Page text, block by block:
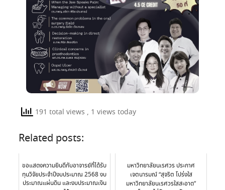
191 total views , 1 views today
Related posts:
ขอแสดงความยินดีกับอาจารย์ที่ได้รับ
ทุนวิจัยประจำปีงบประมาณ 2568 งบ
ประมาณแผ่นดิน และงบประมาณเงิน
มหาวิทยาลัยนเรศวร ประกาศ
เจตนารมณ์ “สุจริต โปร่งใส
มหาวิทยาลัยนเรศวรใสสะอาด”